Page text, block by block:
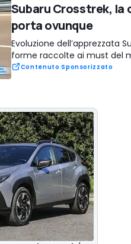
Subaru Crosstrek,
porta ovunque
Evoluzione dell’apprezzata
forme raccolte ai must del
Contenuto Sponsorizzato